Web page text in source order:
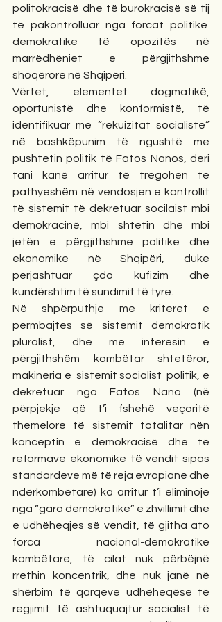
politokracisë dhe të burokracisë së tij
të pakontrolluar nga forcat politike
demokratike të opozitës në
marrëdhëniet e përgjithshme
shoqërore në Shqipëri.
Vërtet, elementet dogmatikë,
oportunistë dhe konformistë, të
identifikuar me “rekuizitat socialiste”
në bashkëpunim të ngushtë me
pushtetin politik të Fatos Nanos, deri
tani kanë arritur të tregohen të
pathyeshëm në vendosjen e kontrollit
të sistemit të dekretuar socilaist mbi
demokracinë, mbi shtetin dhe mbi
jetën e përgjithshme politike dhe
ekonomike në Shqipëri, duke
përjashtuar çdo kufizim dhe
kundërshtim të sundimit të tyre.
Në shpërputhje me kriteret e
përmbajtes së sistemit demokratik
pluralist, dhe me interesin e
përgjithshëm kombëtar shtetëror,
makineria e  sistemit socialist  politik, e
dekretuar nga Fatos Nano (në
përpjekje që t’i fshehë veçoritë
themelore të sistemit totalitar nën
konceptin e demokracisë dhe të
reformave ekonomike të vendit sipas
standardeve më të reja evropiane dhe
ndërkombëtare) ka arritur t’i eliminojë
nga “gara demokratike” e zhvillimit dhe
e udhëheqjes së vendit, të gjitha ato
forca nacional-demokratike
kombëtare, të cilat nuk përbëjnë
rrethin koncentrik, dhe nuk janë në
shërbim të qarqeve udhëheqëse të
regjimit të ashtuquajtur socialist të